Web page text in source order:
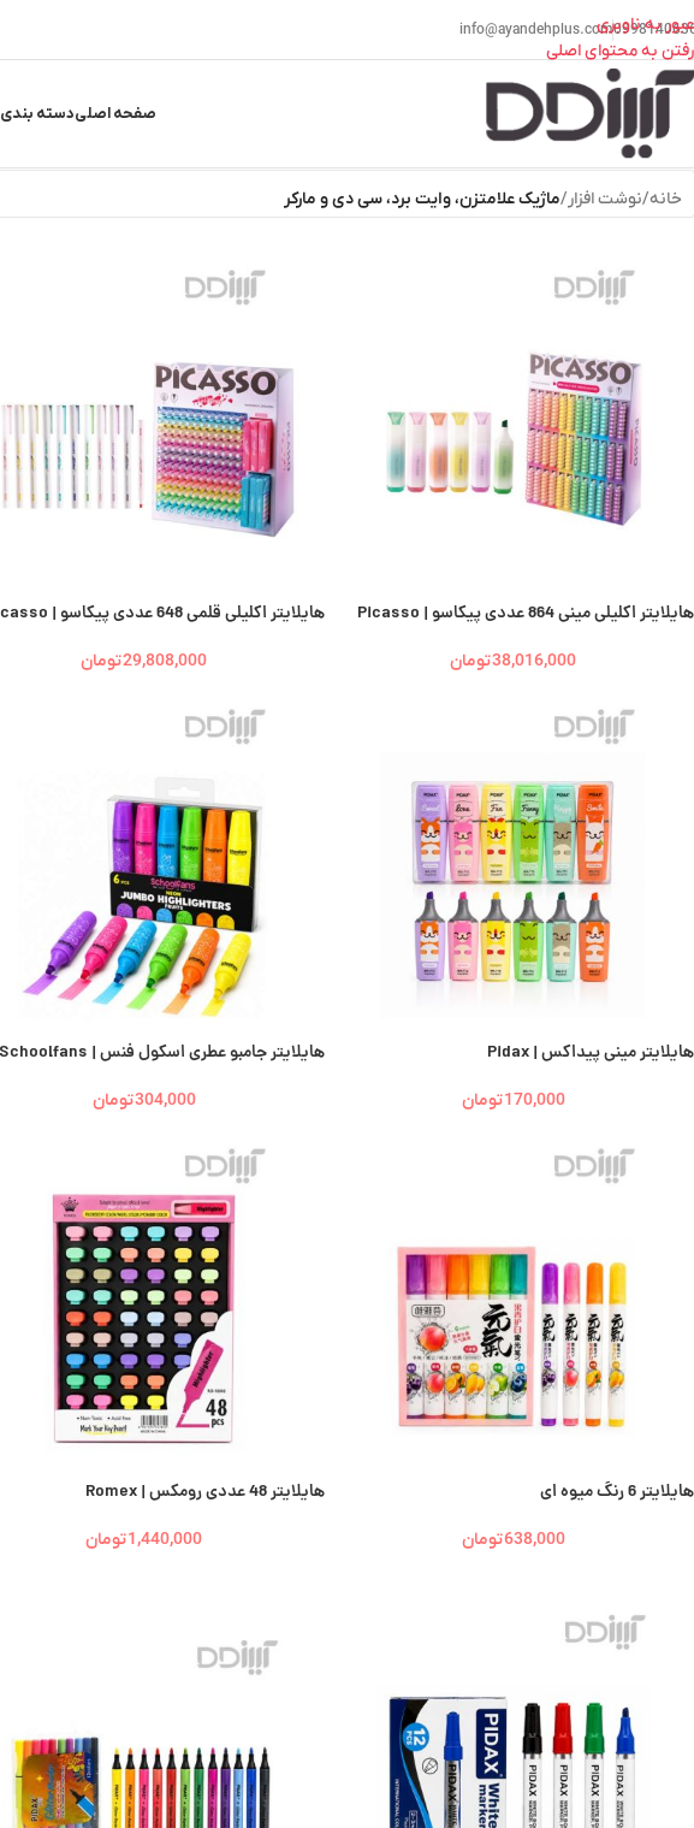
عبور به ناوبری
رفتن به محتوای اصلی
info@ayandehplus.com
صفحه اصلیدسته بندی
خانه/نوشت افزار/ماژیک علامتزن، وایت برد، سی دی و مارکر
هایلایتر اکلیلی مینی 864 عددی پیکاسو | Picasso
38,016,000تومان
هایلایتر اکلیلی قلمی 648 عددی پیکاسو | Picasso
29,808,000تومان
هایلایتر مینی پیداکس | Pidax
170,000تومان
هایلایتر جامبو عطری اسکول فنس | Schoolfans
304,000تومان
هایلایتر 6 رنگ میوه ای
638,000تومان
هایلایتر 48 عددی رومکس | Romex
1,440,000تومان